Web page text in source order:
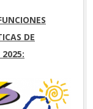
DE
2025: